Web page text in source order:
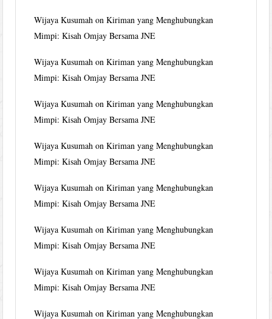
Wijaya Kusumah onKiriman yang Menghubungkan
Mimpi: Kisah Omjay Bersama JNE
Wijaya Kusumah onKiriman yang Menghubungkan
Mimpi: Kisah Omjay Bersama JNE
Wijaya Kusumah onKiriman yang Menghubungkan
Mimpi: Kisah Omjay Bersama JNE
Wijaya Kusumah onKiriman yang Menghubungkan
Mimpi: Kisah Omjay Bersama JNE
Wijaya Kusumah onKiriman yang Menghubungkan
Mimpi: Kisah Omjay Bersama JNE
Wijaya Kusumah onKiriman yang Menghubungkan
Mimpi: Kisah Omjay Bersama JNE
Wijaya Kusumah onKiriman yang Menghubungkan
Mimpi: Kisah Omjay Bersama JNE
Wijaya Kusumah onKiriman yang Menghubungkan